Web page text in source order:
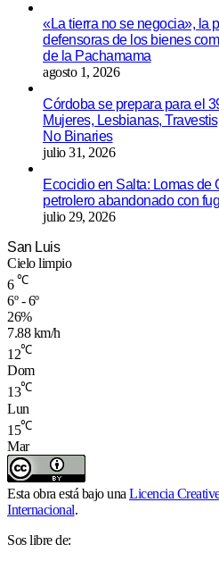
«La tierra no se negocia», la
defensoras de los bienes
de la Pachamama
agosto 1, 2026
Córdoba se prepara para el
Mujeres, Lesbianas,
No Binaries
julio 31, 2026
Ecocidio en Salta: Lomas de
petrolero abandonado con
julio 29, 2026
San Luis
Cielo limpio
6 ℃
6º - 6º
26%
7.88 km/h
12℃
Dom
13℃
Lun
15℃
Mar
Esta obra está bajo una Licencia
Internacional.
Sos libre de: